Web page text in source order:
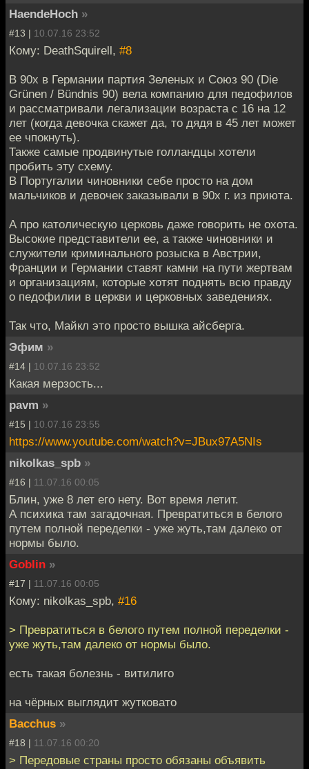
HaendeHoch »
#13 | 10.07.16 23:52
Кому: DeathSquirell, #8
В 90х в Германии партия Зеленых и Союз 90 (Die
Grünen / Bündnis 90) вела компанию для педофилов
и рассматривали легализации возраста с 16 на 12
лет (когда девочка скажет да, то дядя в 45 лет может
ее чпокнуть).
Также самые продвинутые голландцы хотели
пробить эту схему.
В Португалии чиновники себе просто на дом
мальчиков и девочек заказывали в 90х г. из приюта.
А про католическую церковь даже говорить не охота.
Высокие представители ее, а также чиновники и
служители криминального розыска в Австрии,
Франции и Германии ставят камни на пути жертвам
и организациям, которые хотят поднять всю правду
о педофилии в церкви и церковных заведениях.
Так что, Майкл это просто вышка айсберга.
Эфим »
#14 | 10.07.16 23:52
Какая мерзость...
pavm »
#15 | 10.07.16 23:55
https://www.youtube.com/watch?v=JBux97A5NIs
nikolkas_spb »
#16 | 11.07.16 00:05
Блин, уже 8 лет его нету. Вот время летит.
А психика там загадочная. Превратиться в белого
путем полной переделки - уже жуть,там далеко от
нормы было.
Goblin »
#17 | 11.07.16 00:05
Кому: nikolkas_spb, #16
> Превратиться в белого путем полной переделки -
уже жуть,там далеко от нормы было.
есть такая болезнь - витилиго
на чёрных выглядит жутковато
Bacchus »
#18 | 11.07.16 00:20
> Передовые страны просто обязаны объявить